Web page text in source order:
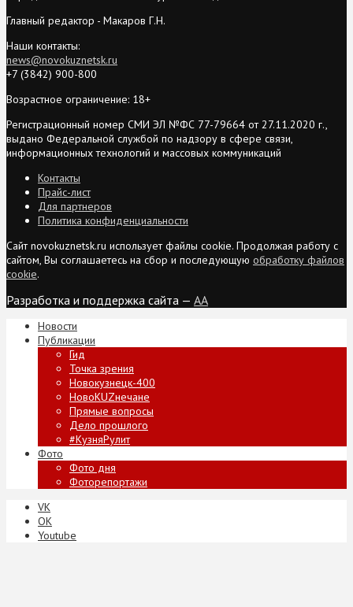
Главный редактор - Макаров Г.Н.
Наши контакты:
news@novokuznetsk.ru
+7 (3842) 900-800
Возрастное ограничение: 18+
Регистрационный номер СМИ ЭЛ №ФС 77-79664 от 27.11.2020 г.,
выдано Федеральной службой по надзору в сфере связи,
информационных технологий и массовых коммуникаций
Контакты
Прайс-лист
Для партнеров
Политика конфиденциальности
Сайт novokuznetsk.ru использует файлы cookie. Продолжая работу с
сайтом, Вы соглашаетесь на сбор и последующую обработку файлов
cookie.
Разработка и поддержка сайта — AA
Новости
Публикации
Гид
Точка зрения
Новокузнецк-400
НовоKUZнечане
Прямые вопросы
Дело прошлого
#КузняРулит
Фото
Фото дня
Фоторепортажи
VK
ОК
Youtube